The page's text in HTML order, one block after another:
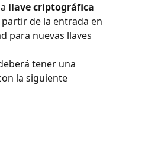
llave criptográfica
de la entrada en
para nuevas llaves
tener una
la siguiente